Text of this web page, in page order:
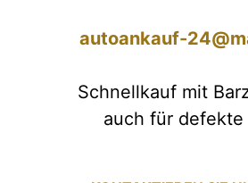
autoankauf-
Schnellkauf mit
auch für defekte